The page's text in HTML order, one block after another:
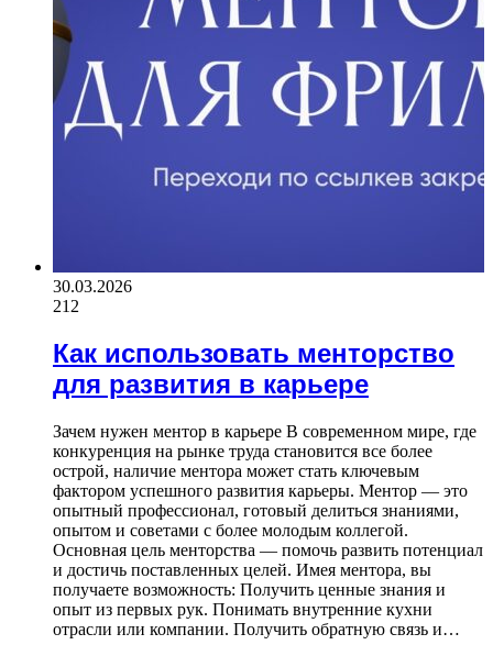
30.03.2026
212
Как использовать менторство
для развития в карьере
Зачем нужен ментор в карьере В современном мире, где
конкуренция на рынке труда становится все более
острой, наличие ментора может стать ключевым
фактором успешного развития карьеры. Ментор — это
опытный профессионал, готовый делиться знаниями,
опытом и советами с более молодым коллегой.
Основная цель менторства — помочь развить потенциал
и достичь поставленных целей. Имея ментора, вы
получаете возможность: Получить ценные знания и
опыт из первых рук. Понимать внутренние кухни
отрасли или компании. Получить обратную связь и…